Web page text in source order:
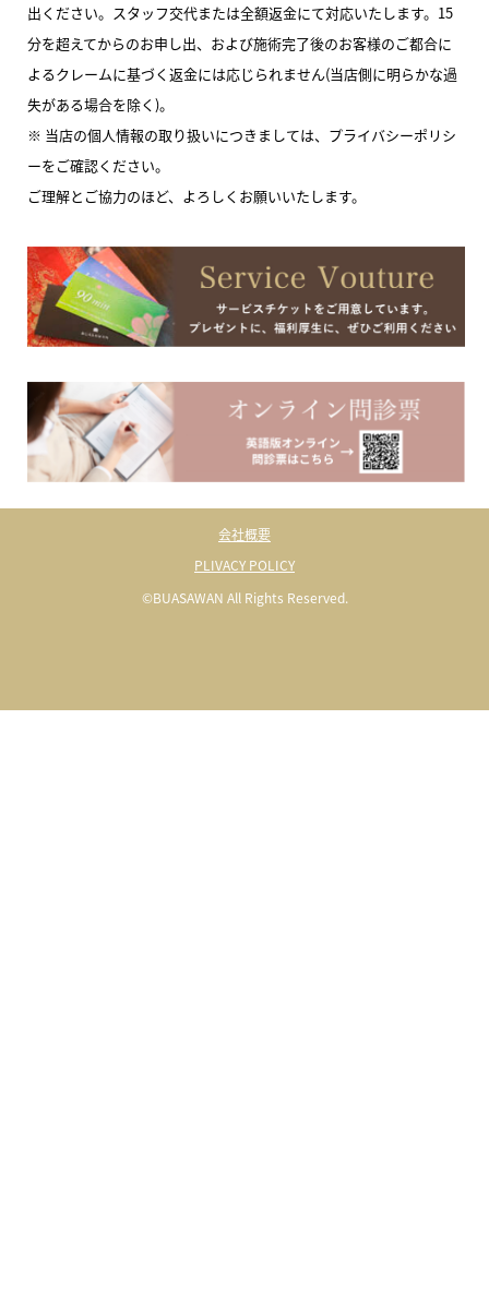
出ください。スタッフ交代または全額返金にて対応いたします。15
分を超えてからのお申し出、および施術完了後のお客様のご都合に
よるクレームに基づく返金には応じられません(当店側に明らかな過
失がある場合を除く)。
※ 当店の個人情報の取り扱いにつきましては、プライバシーポリシ
ーをご確認ください。
ご理解とご協力のほど、よろしくお願いいたします。
会社概要
PLIVACY POLICY
©BUASAWAN All Rights Reserved.